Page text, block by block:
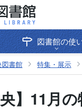
図書館の使
書館 特集・展示
央】11月